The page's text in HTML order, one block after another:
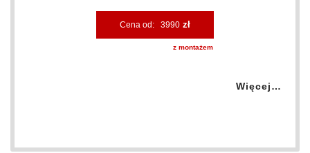
Cena od: 3990 zł
z montażem
Więcej…